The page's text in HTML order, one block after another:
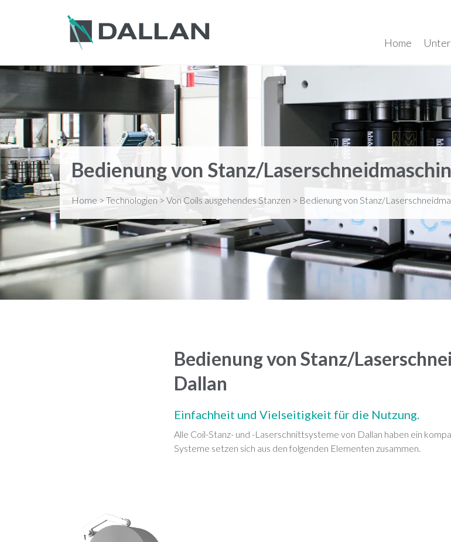
Home
Bedienung von Stanz/
Home > Technologien > Von Coils ausgehendes Stanzen > Bedienung von Stanz/
Bedienung von Stanz/
Dallan
Einfachheit und Vielseitigkeit für die Nutzung.
Alle Coil-Stanz- und -Laserschnittsysteme von Dallan haben ein
Systeme setzen sich aus den folgenden Elementen zusammen.